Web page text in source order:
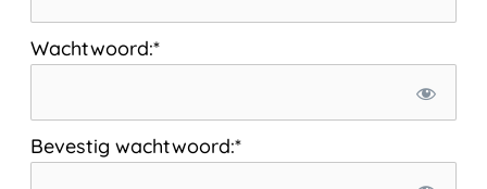
Wachtwoord:*
Bevestig wachtwoord:*